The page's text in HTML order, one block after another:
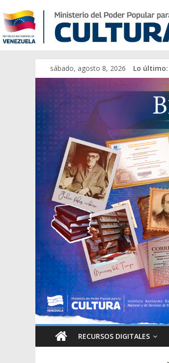
sábado, agosto 8, 2026 Lo último:
RECURSOS DIGITALES